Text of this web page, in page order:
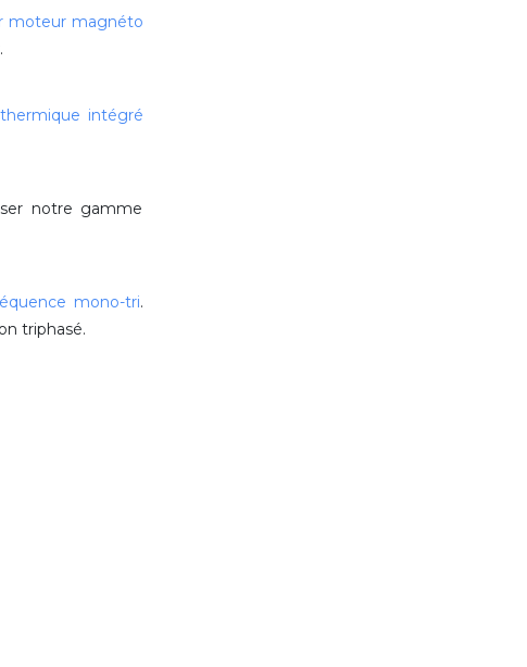
moteur magnéto
intégré
notre gamme
mono-tri.
triphasé.